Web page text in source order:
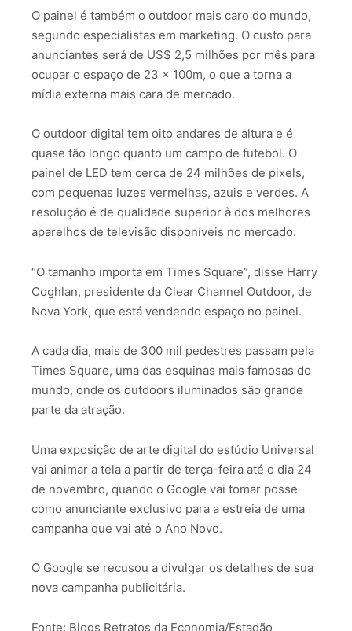
O painel é também o outdoor mais caro do mundo,
segundo especialistas em marketing. O custo para
anunciantes será de US$ 2,5 milhões por mês para
ocupar o espaço de 23 x 100m, o que a torna a
mídia externa mais cara de mercado.
O outdoor digital tem oito andares de altura e é
quase tão longo quanto um campo de futebol. O
painel de LED tem cerca de 24 milhões de pixels,
com pequenas luzes vermelhas, azuis e verdes. A
resolução é de qualidade superior à dos melhores
aparelhos de televisão disponíveis no mercado.
“O tamanho importa em Times Square”, disse Harry
Coghlan, presidente da Clear Channel Outdoor, de
Nova York, que está vendendo espaço no painel.
A cada dia, mais de 300 mil pedestres passam pela
Times Square, uma das esquinas mais famosas do
mundo, onde os outdoors iluminados são grande
parte da atração.
Uma exposição de arte digital do estúdio Universal
vai animar a tela a partir de terça-feira até o dia 24
de novembro, quando o Google vai tomar posse
como anunciante exclusivo para a estreia de uma
campanha que vai até o Ano Novo.
O Google se recusou a divulgar os detalhes de sua
nova campanha publicitária.
Fonte: Blogs Retratos da Economia/Estadão